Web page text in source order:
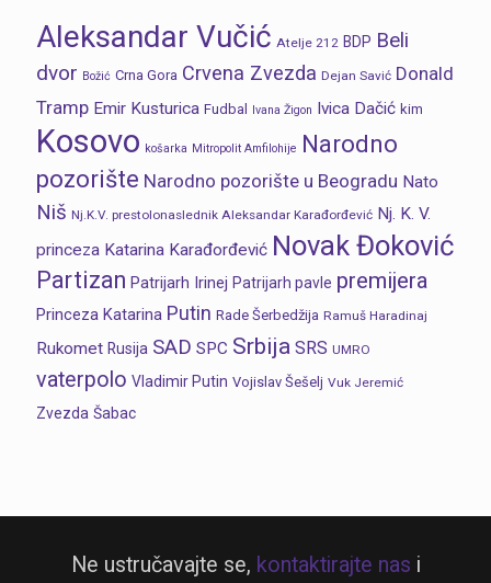
Aleksandar Vučić Atelje 212 BDP Beli
dvor Božić Crna Gora Crvena Zvezda Dejan Savić Donald
Tramp Emir Kusturica Fudbal Ivana Žigon Ivica Dačić kim
Kosovo košarka Mitropolit Amfilohije Narodno
pozorište Narodno pozorište u Beogradu Nato
Niš Nj.K.V. prestolonaslednik Aleksandar Karađorđević Nj. K. V.
princeza Katarina Karađorđević Novak Đoković
Partizan Patrijarh Irinej Patrijarh pavle premijera
Princeza Katarina Putin Rade Šerbedžija Ramuš Haradinaj
Rukomet Rusija SAD SPC Srbija SRS UMRO
vaterpolo Vladimir Putin Vojislav Šešelj Vuk Jeremić
Zvezda Šabac
Ne ustručavajte se, kontaktirajte nas i